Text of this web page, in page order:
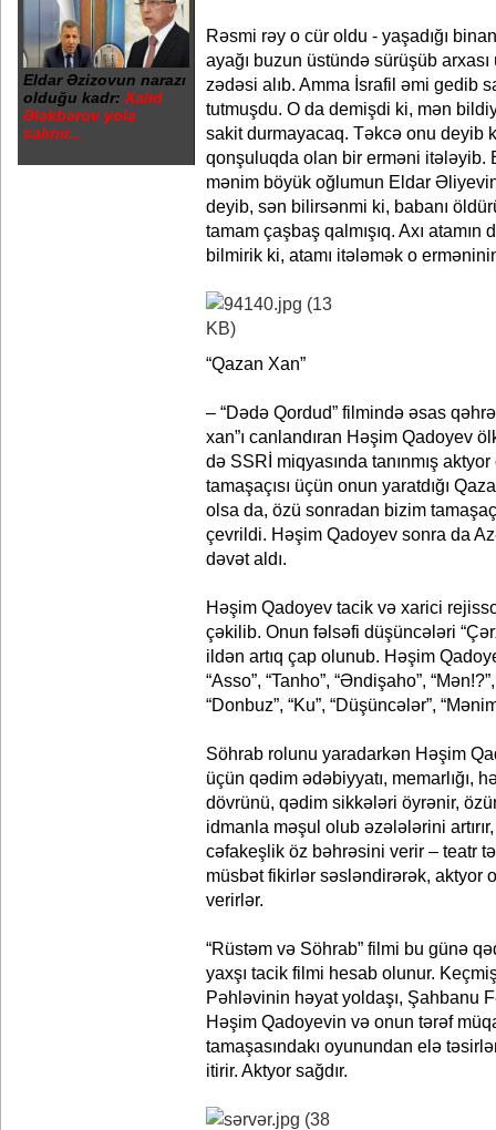
Eldar Əzizovun narazı
olduğu kadr: Xalid
Ələkbərov yola
salınır...
Rəsmi rəy o cür oldu - yaşadığı
ayağı buzun üstündə sürüşüb arxası
zədəsi alıb. Amma İsrafil əmi gedib
tutmuşdu. O da demişdi ki, mən
sakit durmayacaq. Təkcə onu deyib
qonşuluqda olan bir erməni itələyib.
mənim böyük oğlumun Eldar
deyib, sən bilirsənmi ki, babanı
tamam çaşbaş qalmışıq. Axı
bilmirik ki, atamı itələmək o
“Qazan Xan”
– “Dədə Qordud” filmində əsas
xan”ı canlandıran Həşim Qadoyev
də SSRİ miqyasında tanınmış
tamaşaçısı üçün onun yaratdığı
olsa da, özü sonradan bizim
çevrildi. Həşim Qadoyev sonra da
dəvət aldı.
Həşim Qadoyev tacik və xarici
çəkilib. Onun fəlsəfi düşüncələri
ildən artıq çap olunub. Həşim
“Asso”, “Tanho”, “Əndişaho”,
“Donbuz”, “Ku”, “Düşüncələr”,
Söhrab rolunu yaradarkən Həşim
üçün qədim ədəbiyyatı, memarlığı,
dövrünü, qədim sikkələri öyrənir,
idmanla məşul olub əzələlərini
cəfakeşlik öz bəhrəsini verir – teatr
müsbət fikirlər səsləndirərək, aktyor
verirlər.
“Rüstəm və Söhrab” filmi bu günə
yaxşı tacik filmi hesab olunur.
Pəhləvinin həyat yoldaşı, Şahbanu
Həşim Qadoyevin və onun tərəf
tamaşasındakı oyunundan elə
itirir. Aktyor sağdır.